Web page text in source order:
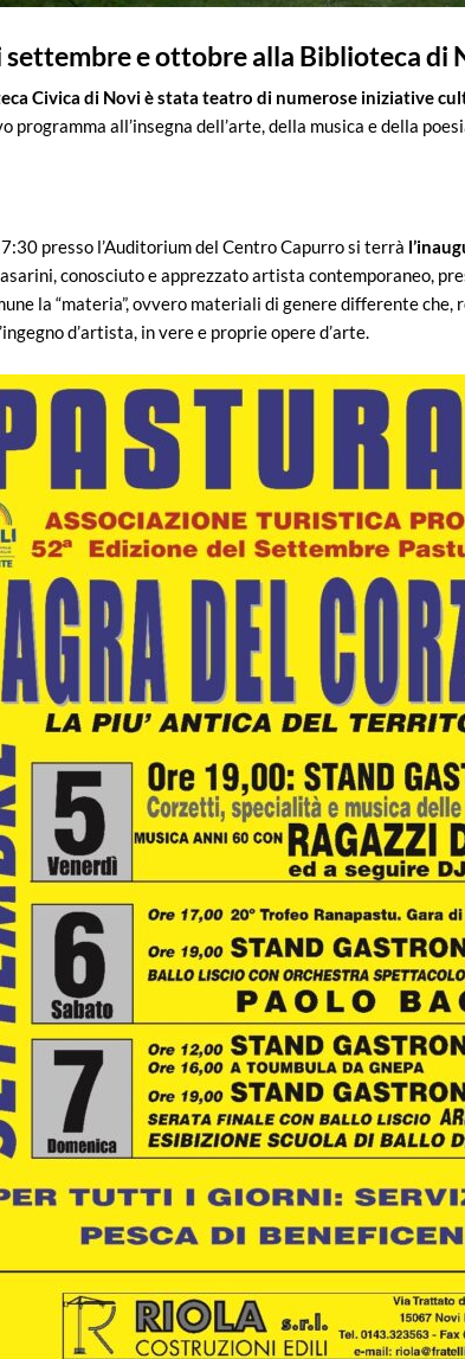
e ottobre alla Biblioteca di
Civica di Novi è stata teatro di numerose iniziative
programma all’insegna dell’arte, della musica e della
presso l’Auditorium del Centro Capurro si terrà
conosciuto e apprezzato artista contemporaneo,
la “materia”, ovvero materiali di genere differente
d’artista, in vere e proprie opere d’arte.